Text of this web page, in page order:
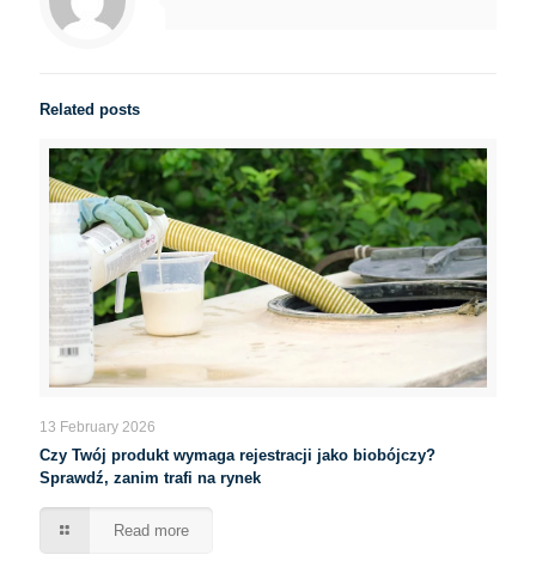
Related posts
13 February 2026
Czy Twój produkt wymaga rejestracji jako biobójczy?
Sprawdź, zanim trafi na rynek
Read more